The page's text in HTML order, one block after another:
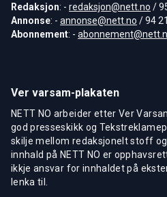
Redaksjon: - redaksjon@nett.no /
Annonse: - annonse@nett.no / 94
Abonnement: -
Ver varsam-plakaten
NETT NO arbeider etter Ver
god presseskikk og
skilje mellom redaksjonelt stoff
innhald på NETT NO er
ikkje ansvar for innhaldet på
lenka til.